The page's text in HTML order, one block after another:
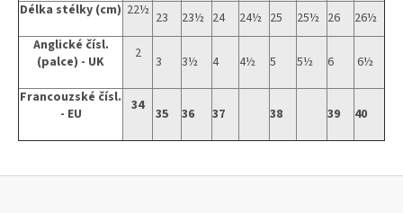
Délka stélky (cm) 22½ 23 23½ 24 24½ 25 25½ 26
26½
Anglické čísl.
(palce) - UK
2 3 3½ 4 4½ 5 5½ 6
6½
Francouzské čísl.
- EU
34 35 36 37 38 39 40